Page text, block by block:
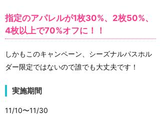
指定のアパレルが1枚30%、2枚50%、
4枚以上で70%オフに！！
しかもこのキャンペーン、シーズナルパスホル
ダー限定ではないので誰でも大丈夫です！
実施期間
11/10〜11/30